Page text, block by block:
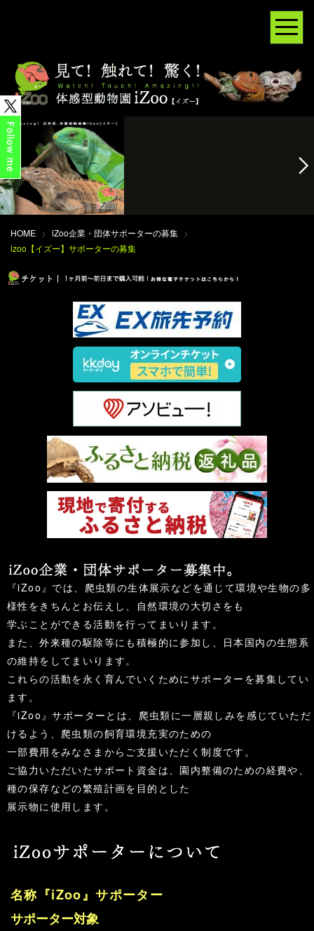
HOME > iZoo企業・団体サポーターの募集 >
izoo【イズー】サポーターの募集
『iZoo』では、爬虫類の生体展示などを通じて環境や生物の多
様性をきちんとお伝えし、自然環境の大切さをも
学ぶことができる活動を行ってまいります。
また、外来種の駆除等にも積極的に参加し、日本国内の生態系
の維持をしてまいります。
これらの活動を永く育んでいくためにサポーターを募集してい
ます。
『iZoo』サポーターとは、爬虫類に一層親しみを感じていただ
けるよう、爬虫類の飼育環境充実のための
一部費用をみなさまからご支援いただく制度です。
ご協力いただいたサポート資金は、園内整備のための経費や、
種の保存などの繁殖計画を目的とした
展示物に使用します。
名称『iZoo』サポーター
サポーター対象